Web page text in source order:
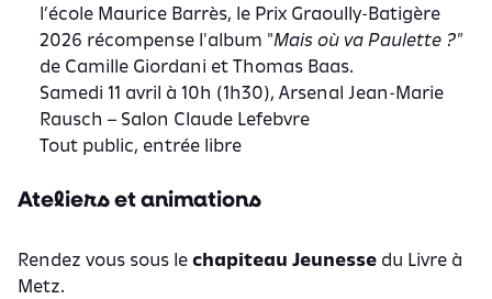
l’école Maurice Barrès, le Prix Graoully-Batigère
2026 récompense l'album "Mais où va Paulette ?"
de Camille Giordani et Thomas Baas.
Samedi 11 avril à 10h (1h30), Arsenal Jean-Marie
Rausch – Salon Claude Lefebvre
Tout public, entrée libre
Ateliers et animations
Rendez vous sous le chapiteau Jeunesse du Livre à
Metz.